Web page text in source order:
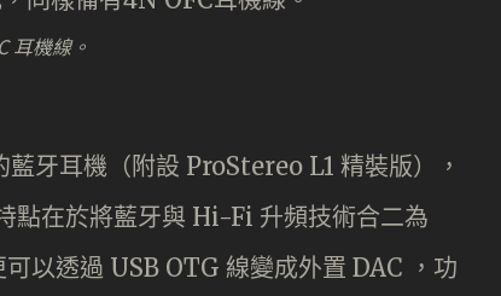
耳機線。
牙耳機（附設 ProStereo L1 精裝版），
點在於將藍牙與 Hi-Fi 升頻技術合二為
以透過 USB OTG 線變成外置 DAC ，功